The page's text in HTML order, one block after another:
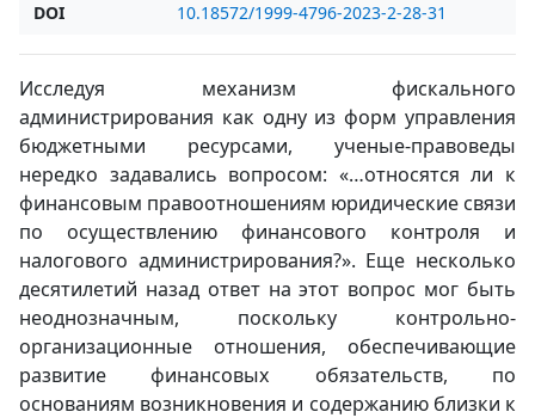
DOI
10.18572/1999-4796-2023-2-28-31
Исследуя механизм фискального
администрирования как одну из форм управления
бюджетными ресурсами, ученые-правоведы
нередко задавались вопросом: «…относятся ли к
финансовым правоотношениям юридические связи
по осуществлению финансового контроля и
налогового администрирования?». Еще несколько
десятилетий назад ответ на этот вопрос мог быть
неоднозначным, поскольку контрольно-
организационные отношения, обеспечивающие
развитие финансовых обязательств, по
основаниям возникновения и содержанию близки к